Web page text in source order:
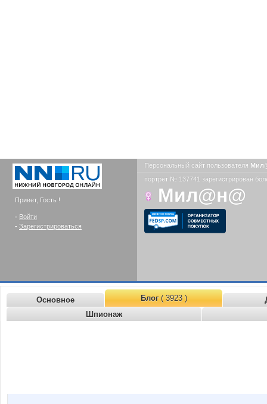
Привет, Гость !
- Войти
- Зарегистрироваться
Персональный сайт пользователя
портрет № 137741 зарегистрирован
Мил@н@
Основное Блог( 3923 )
Шпионаж